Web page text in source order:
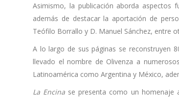
Asimismo, la publicación aborda aspectos
además de destacar la aportación de
Teófilo Borrallo y D. Manuel Sánchez, entre
A lo largo de sus páginas se reconstruyen
llevado el nombre de Olivenza a
Latinoamérica como Argentina y México,
La Encina se presenta como un homenaje